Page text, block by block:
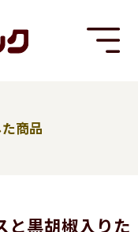
商品
と黒胡椒入りた